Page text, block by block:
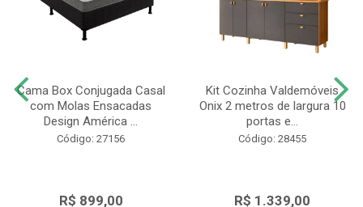
Cama Box Conjugada Casal
com Molas Ensacadas
Design América ...
Código: 27156
R$ 899,00
Kit Cozinha Valdemóveis
Onix 2 metros de largura 10
portas e...
Código: 28455
R$ 1.339,00